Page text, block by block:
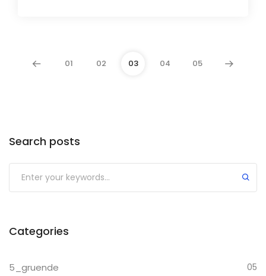
01 02 03 04 05
Search posts
Categories
5_gruende 05